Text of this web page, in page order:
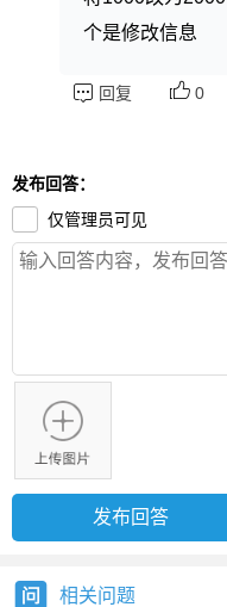
个是修改信息
回复 0
发布回答：
仅管理员可见
相关问题